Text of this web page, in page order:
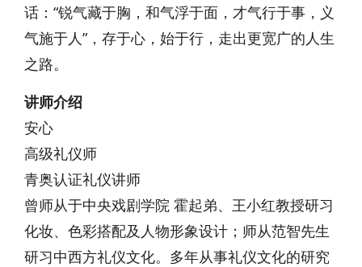
话：“锐气藏于胸，和气浮于面，才气行于事，义
气施于人”，存于心，始于行，走出更宽广的人生
之路。
讲师介绍
安心
高级礼仪师
青奥认证礼仪讲师
曾师从于中央戏剧学院 霍起弟、王小红教授研习
化妆、色彩搭配及人物形象设计；师从范智先生
研习中西方礼仪文化。多年从事礼仪文化的研究